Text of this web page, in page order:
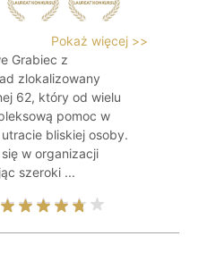
Pokaż więcej >>
Grabiec z
zlokalizowany
62, który od wielu
pomoc w
bliskiej osoby.
w organizacji
szeroki ...